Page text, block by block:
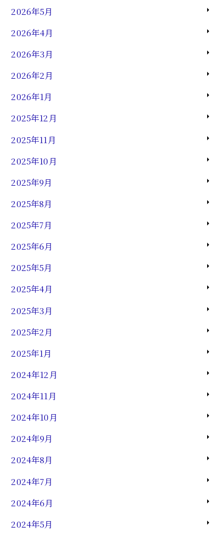
2026年5月
2026年4月
2026年3月
2026年2月
2026年1月
2025年12月
2025年11月
2025年10月
2025年9月
2025年8月
2025年7月
2025年6月
2025年5月
2025年4月
2025年3月
2025年2月
2025年1月
2024年12月
2024年11月
2024年10月
2024年9月
2024年8月
2024年7月
2024年6月
2024年5月